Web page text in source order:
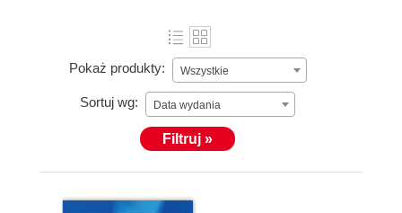
Pokaż produkty: Wszystkie
Sortuj wg: Data wydania
Filtruj »